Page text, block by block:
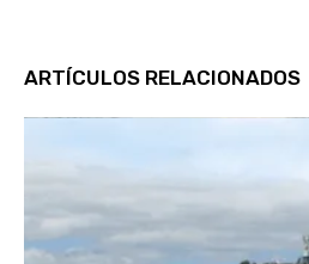
ARTÍCULOS RELACIONADOS